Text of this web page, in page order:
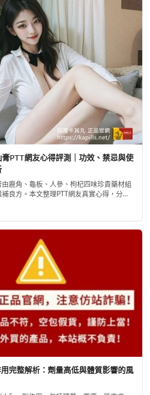
PTT網友心得評測｜功效、禁忌與使
鹿角、龜板、人參、枸杞四味珍貴藥材組
良方。本文整理PTT網友真實心得，分析
完整解析：劑量高低與體質影響的風